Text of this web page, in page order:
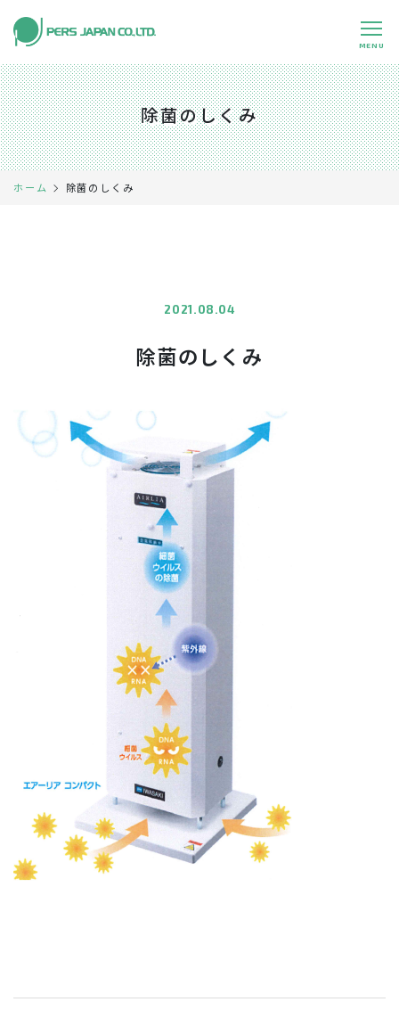
MENU
私たちの特長 About Us
事業内容 Business
0120-891-224 平日 9:00～17:45
除菌のしくみ
ホーム 除菌のしくみ
2021.08.04
除菌のしくみ